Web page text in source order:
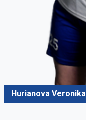
Hurianova Veronika